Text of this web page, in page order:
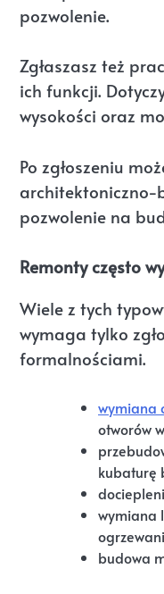
pozwolenie.
Zgłaszasz też
ich funkcji.
wysokości oraz
Po zgłoszeniu
architektoniczno-
pozwolenie na
Remonty często
Wiele z tych
wymaga tylko
formalnościami.
wymiana
otworów
kubaturę
wymiana
budowa